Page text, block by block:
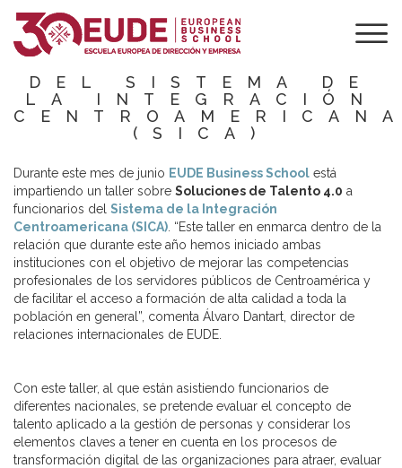
EUDE IMPARTE
UN TALLER A
DEL SISTEMA DE
LA INTEGRACIÓN
(SICA)
Durante este mes de junio EUDE Business School está
impartiendo un taller sobre Soluciones de Talento 4.0 a
funcionarios del Sistema de la Integración
Centroamericana (SICA) . “Este taller en enmarca dentro de la
relación que durante este año hemos iniciado ambas
instituciones con el objetivo de mejorar las competencias
profesionales de los servidores públicos de Centroamérica y
de facilitar el acceso a formación de alta calidad a toda la
población en general”, comenta Álvaro Dantart, director de
relaciones internacionales de EUDE.
Con este taller, al que están asistiendo funcionarios de
diferentes nacionales, se pretende evaluar el concepto de
talento aplicado a la gestión de personas y considerar los
elementos claves a tener en cuenta en los procesos de
transformación digital de las organizaciones para atraer, evaluar